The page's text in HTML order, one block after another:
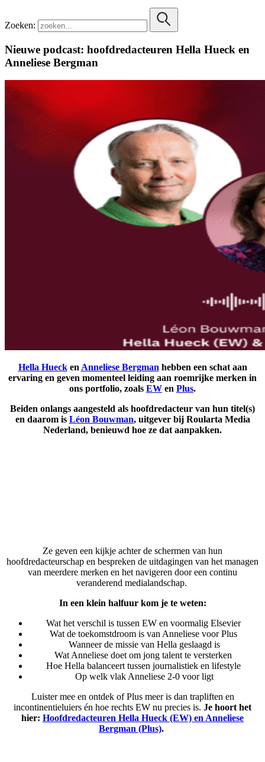
Zoeken:
Nieuwe podcast: hoofdredacteuren Hella Hueck en
Anneliese Bergman
Hella HueckenAnneliese Bergmanhebben een schat aan
ervaring en geven momenteel leiding aan roemrijke merken in
ons portfolio, zoals EW en Plus.
Beiden onlangs aangesteld als hoofdredacteur van hun titel(s)
en daarom is Léon Bouwman, uitgever bij Roularta Media
Nederland, benieuwd hoe ze dat aanpakken.
Ze geven een kijkje achter de schermen van hun
hoofdredacteurschap en bespreken de uitdagingen van het managen
van meerdere merken en het navigeren door een continu
veranderend medialandschap.
In een klein halfuur kom je te weten:
Wat het verschil is tussen EW en voormalig Elsevier
Wat de toekomstdroom is van Anneliese voor Plus
Wanneer de missie van Hella geslaagd is
Wat Anneliese doet om jong talent te versterken
Hoe Hella balanceert tussen journalistiek en lifestyle
Op welk vlak Anneliese 2-0 voor ligt
Luister mee en ontdek of Plus meer is dan trapliften en
incontinentieluiers én hoe rechts EW nu precies is. Je hoort het
hier: Hoofdredacteuren Hella Hueck (EW) en Anneliese
Bergman (Plus).